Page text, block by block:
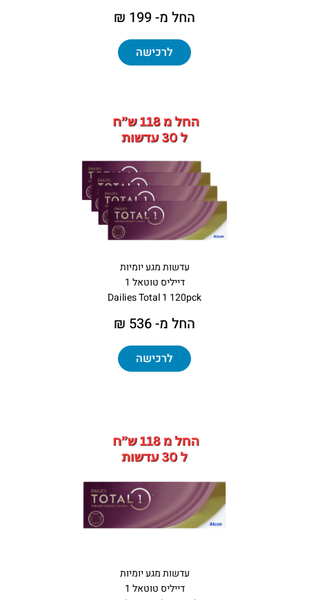
החל מ- 199 ₪
לרכישה
עדשות מגע יומיות
דייליס טוטאל 1
Dailies Total 1 120pck
החל מ- 536 ₪
לרכישה
עדשות מגע יומיות
דייליס טוטאל 1